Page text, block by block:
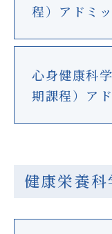
程）アドミ
心身健康科
期課程）ア
健康栄養科